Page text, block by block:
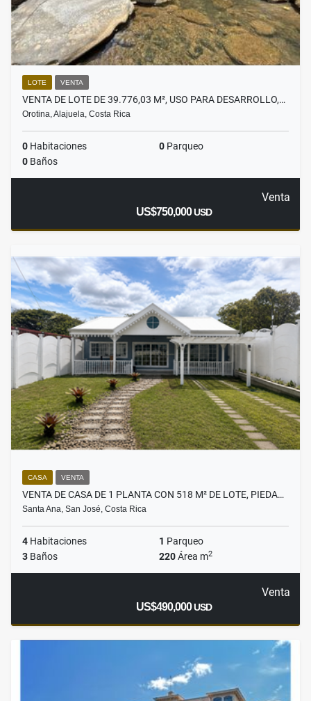
LOTE VENTA
VENTA DE LOTE DE 39.776,03 M², USO PARA DESARROLLO,…
Orotina, Alajuela, Costa Rica
0 Habitaciones 0 Parqueo
0 Baños
Venta
US$750,000USD
CASA VENTA
VENTA DE CASA DE 1 PLANTA CON 518 M² DE LOTE, PIEDA…
Santa Ana, San José, Costa Rica
4 Habitaciones 1 Parqueo
3 Baños 220Área m2
Venta
US$490,000USD